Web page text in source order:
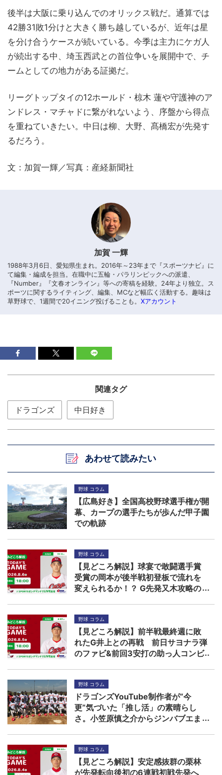
後半は大阪に乗り込んでのオリックス戦だ。通算では
42勝31敗1分けと大きく勝ち越しているが、近年は星
を分け合うケースが続いている。今季は主力にケガ人
が続出する中、埼玉西武との首位争いを展開中で、チ
ームとしての地力がある証拠だ。
リーグトップタイの12ホールド・椋木 蓮や守護神のア
ンドレス・マチャドに繋がれないよう、序盤から得点
を重ねていきたい。中日は柳、大野、髙橋宏が先発す
るだろう。
文：加賀一輝／写真：産経新聞社
加賀 一輝
1988年3月6日、愛知県生まれ。2016年～23年まで『スポーツナビ』に
て編集・編成を担当。在職中に五輪・パラリンピックへの派遣、
『Number』『文春オンライン』等への寄稿を経験。24年より独立。ス
ポーツに関するライティング、編集、MCなど幅広く活動する。趣味は
草野球で、1週間で20イニング投げることも。 Xアカウント
関連タグ
ドラゴンズ 中日好き
あわせて読みたい
野球 コラム
【広島好き】全国高校野球選手権が開
幕、カープの選手たちが歩んだ甲子園
での軌跡
野球 コラム
【見どころ解説】球宴で敢闘選手賞
受賞の岡本が後半戦初登板で流れを
変えられるか！？ G先発又木攻略の
野球 コラム
【見どころ解説】前半戦最終週に敗
れたG井上との再戦 前日サヨナラ弾
のファビ&前回3安打の助っ人コンビ
野球 コラム
ドラゴンズYouTube制作者が“今
更”気づいた「推し活」の素晴らし
さ。小笠原慎之介からジンバブエま
野球 コラム
【見どころ解説】安定感抜群の栗林
が先発転向後初の6連戦初戦先発へ